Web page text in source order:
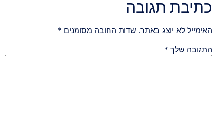
כתיבת תגובה
האימייל לא יוצג באתר. שדות החובה מסומנים *
התגובה שלך *